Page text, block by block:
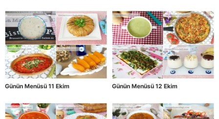
Günün Menüsü 11 Ekim Günün Menüsü 12 Ekim